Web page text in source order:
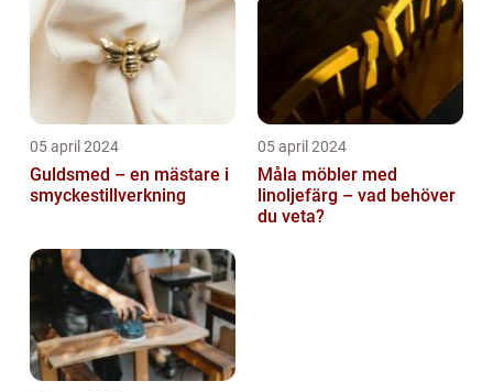
05 april 2024
Guldsmed – en mästare i
smyckestillverkning
05 april 2024
Måla möbler med
linoljefärg – vad behöver
du veta?